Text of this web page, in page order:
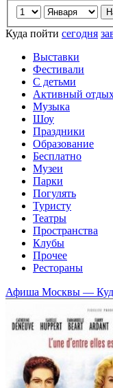
Куда пойти сегодня
Выставки
Фестивали
С детьми
Активный
Музыка
Шоу
Праздники
Образование
Бесплатно
Музеи
Парки
Погулять
Туристу
Театры
Пространства
Клубы
Прочее
Рестораны
Афиша Москвы —